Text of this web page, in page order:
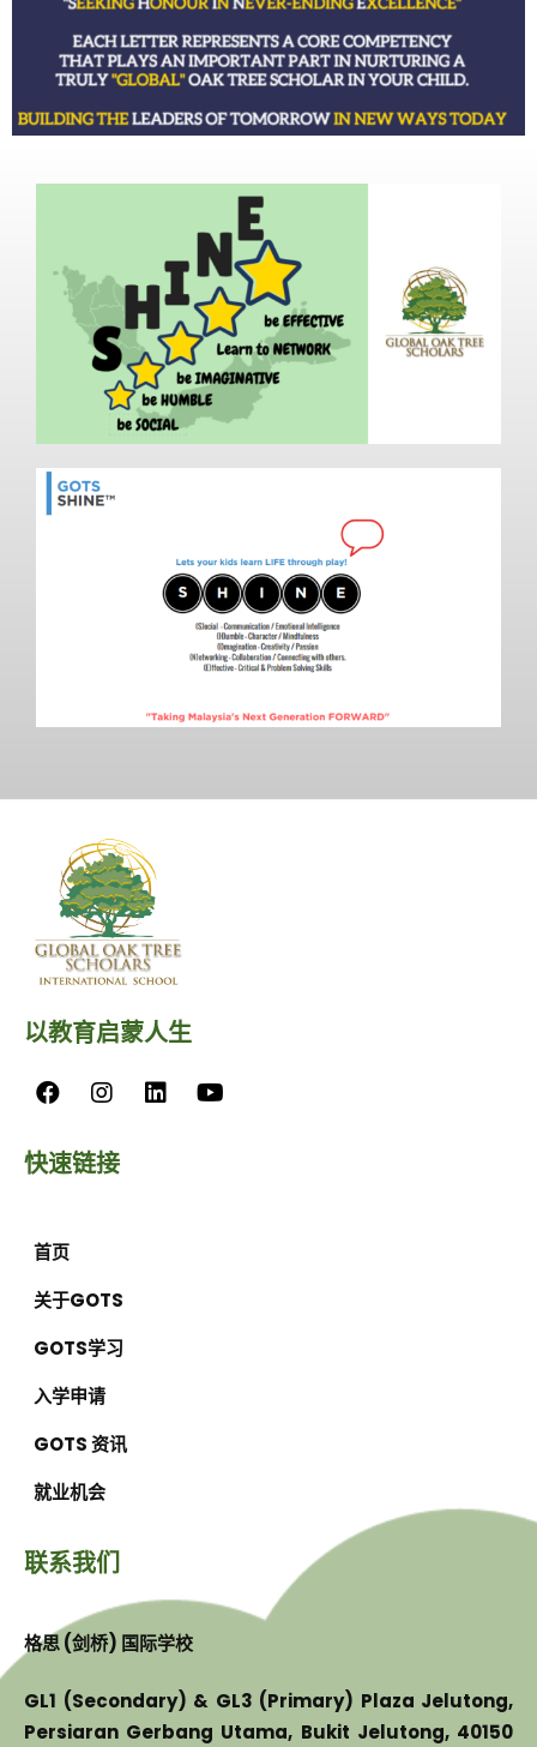
以教育启蒙人生
快速链接
首页
关于GOTS
GOTS学习
入学申请
GOTS 资讯
就业机会
联系我们
格思 (剑桥) 国际学校
GL1 (Secondary) & GL3 (Primary) Plaza Jelutong,
Persiaran Gerbang Utama, Bukit Jelutong, 40150